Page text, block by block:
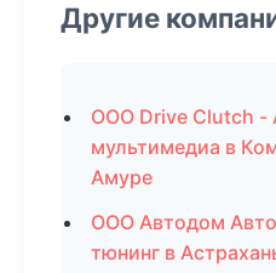
Другие
ООО Drive Clutch -
мультимедиа в
Амуре
ООО Автодом
тюнинг в